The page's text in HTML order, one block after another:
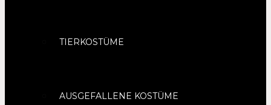
TIERKOSTÜME
AUSGEFALLENE KOSTÜME